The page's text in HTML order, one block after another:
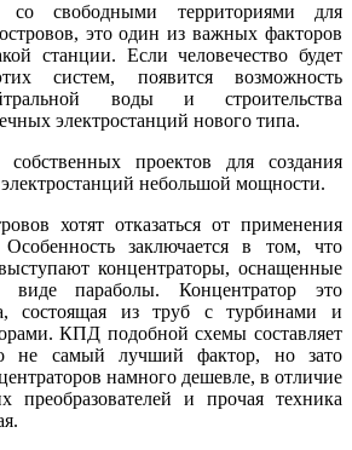
свободными территориями для
это один из важных факторов
станции. Если человечество будет
систем, появится возможность
воды и строительства
электростанций нового типа.
проектов для создания
небольшой мощности.
хотят отказаться от применения
заключается в том, что
концентраторы, оснащенные
виде параболы. Концентратор это
состоящая из труб с турбинами и
КПД подобной схемы составляет
не самый лучший фактор, но зато
намного дешевле, в отличие
преобразователей и прочая техника